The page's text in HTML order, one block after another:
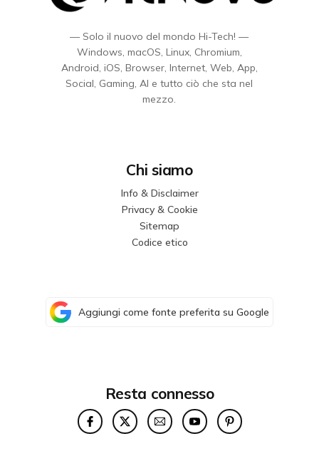
— Solo il nuovo del mondo Hi-Tech! —
Windows, macOS, Linux, Chromium,
Android, iOS, Browser, Internet, Web, App,
Social, Gaming, AI e tutto ciò che sta nel
mezzo.
Chi siamo
Info & Disclaimer
Privacy & Cookie
Sitemap
Codice etico
Aggiungi come fonte preferita su Google
Resta connesso